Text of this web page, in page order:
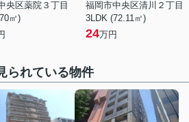
央区薬院３丁目
㎡)
福岡市中央区清川２丁目
3LDK (72.11㎡)
24万円
られている物件